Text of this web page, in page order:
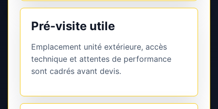
Pré-visite utile
Emplacement unité extérieure, accès
technique et attentes de performance
sont cadrés avant devis.